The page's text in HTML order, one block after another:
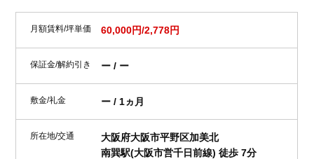
月額賃料/坪単価 60,000円/2,778円
保証金/解約引き ー / ー
敷金/礼金 ー / 1ヵ月
所在地/交通
大阪府大阪市平野区加美北
南巽駅(大阪市営千日前線) 徒歩 7分